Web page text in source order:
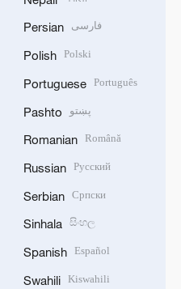
Persian فارسی
Polish Polski
Portuguese Português
Pashto پښتو
Romanian Română
Russian Русский
Serbian Српски
Sinhala සිංහල
Spanish Español
Swahili Kiswahili